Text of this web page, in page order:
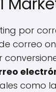
por
correo
como